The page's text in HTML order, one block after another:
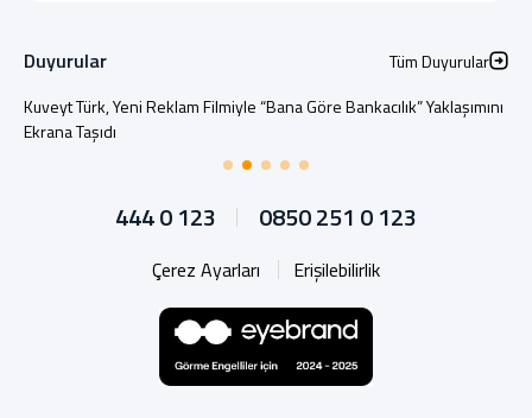
Duyurular
Tüm Duyurular
Kuveyt Türk, Yeni Reklam Filmiyle “Bana Göre Bankacılık” Yaklaşımını
Ekrana Taşıdı
444 0 123 0850 251 0 123
Çerez Ayarları Erişilebilirlik